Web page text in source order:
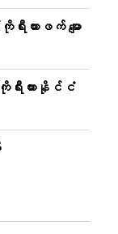
ရီးယားဖက် မျော
ရီးယားနိုင်ငံ